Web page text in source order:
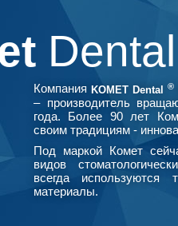
Компания KOMET Dental ®
– производитель
года. Более 90 лет
своим традициям -
Под маркой Комет
видов
всегда используются
материалы.